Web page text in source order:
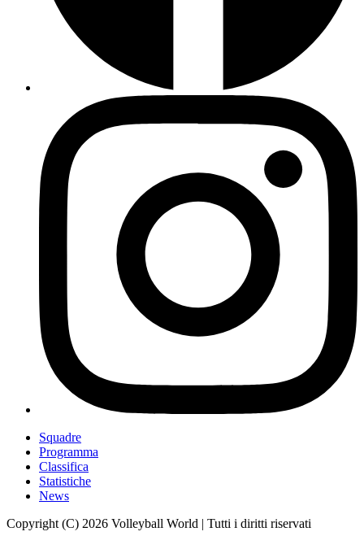
Squadre
Programma
Classifica
Statistiche
News
Copyright (C) 2026 Volleyball World | Tutti i diritti riservati